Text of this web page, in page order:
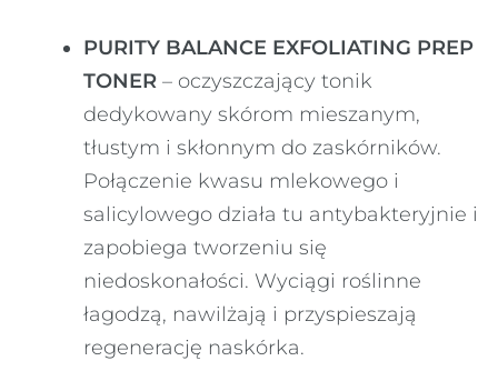
PURITY BALANCE EXFOLIATING PREP
TONER – oczyszczający tonik
dedykowany skórom mieszanym,
tłustym i skłonnym do zaskórników.
Połączenie kwasu mlekowego i
salicylowego działa tu antybakteryjnie i
zapobiega tworzeniu się
niedoskonałości. Wyciągi roślinne
łagodzą, nawilżają i przyspieszają
regenerację naskórka.